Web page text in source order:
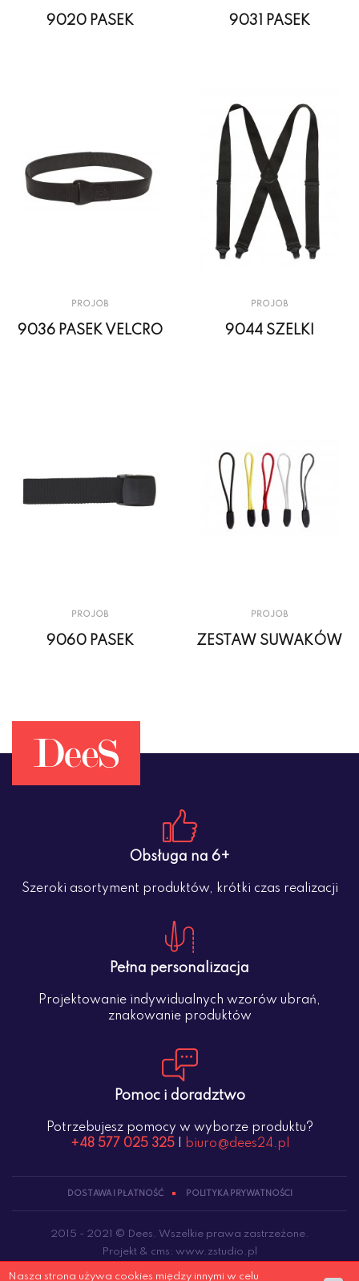
9020 PASEK 9031 PASEK
PROJOB
9036 PASEK VELCRO
PROJOB
9044 SZELKI
PROJOB
9060 PASEK
PROJOB
ZESTAW SUWAKÓW
Obsługa na 6+
Szeroki asortyment produktów, krótki czas realizacji
Pełna personalizacja
Projektowanie indywidualnych wzorów ubrań,
znakowanie produktów
Pomoc i doradztwo
Potrzebujesz pomocy w wyborze produktu?
+48 577 025 325| biuro@dees24.pl
DOSTAWA I PŁATNOŚĆ POLITYKA PRYWATNOŚCI
2015 - 2021 © Dees. Wszelkie prawa zastrzeżone.
Projekt & cms : www.zstudio.pl
Nasza strona używa cookies między innymi w celu